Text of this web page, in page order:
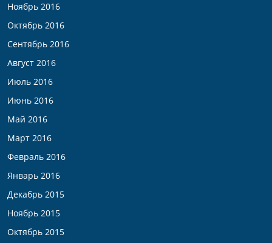
Ноябрь 2016
Октябрь 2016
Сентябрь 2016
Август 2016
Июль 2016
Июнь 2016
Май 2016
Март 2016
Февраль 2016
Январь 2016
Декабрь 2015
Ноябрь 2015
Октябрь 2015